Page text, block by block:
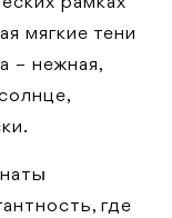
мягкие тени
– нежная,
где